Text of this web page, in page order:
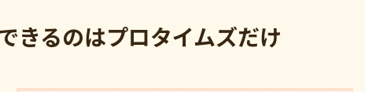
きるのはプロタイムズだけ